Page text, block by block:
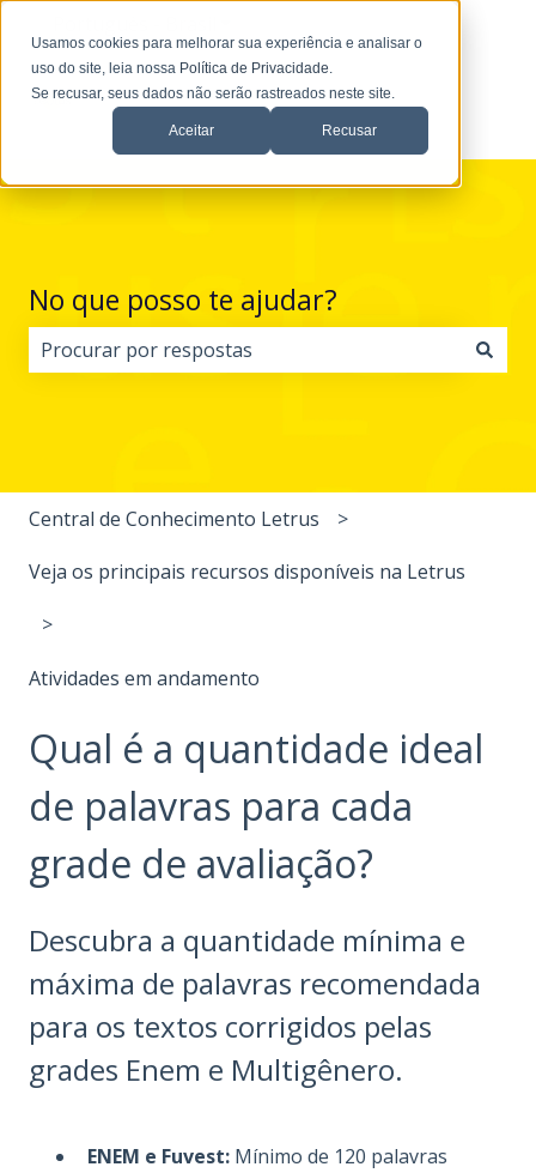
Usamos cookies para melhorar sua experiência e analisar o
uso do site, leia nossa Política de Privacidade.
Se recusar, seus dados não serão rastreados neste site.
Aceitar Recusar
No que posso te ajudar?
Central de Conhecimento Letrus
Veja os principais recursos disponíveis na Letrus
Atividades em andamento
Qual é a quantidade ideal
de palavras para cada
grade de avaliação?
Descubra a quantidade mínima e
máxima de palavras recomendada
para os textos corrigidos pelas
grades Enem e Multigênero.
ENEM e Fuvest: Mínimo de 120 palavras